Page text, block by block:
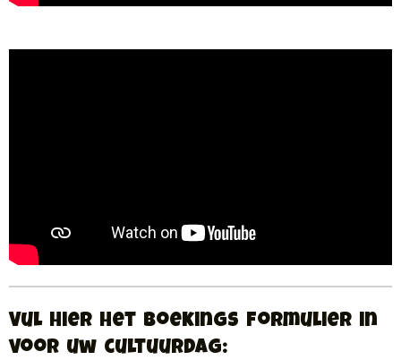
Vul hier het Boekings formulier in
voor uw cultuurdag: